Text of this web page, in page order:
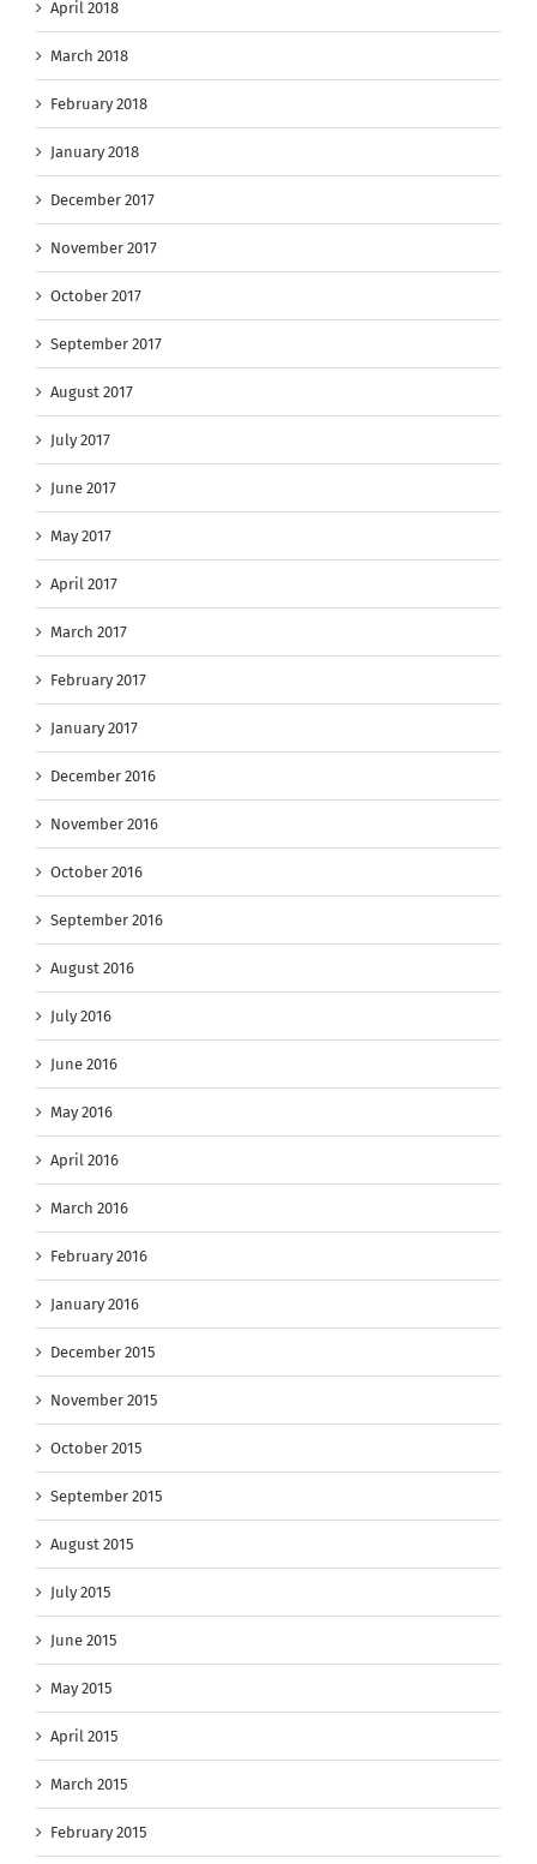
April 2018
March 2018
February 2018
January 2018
December 2017
November 2017
October 2017
September 2017
August 2017
July 2017
June 2017
May 2017
April 2017
March 2017
February 2017
January 2017
December 2016
November 2016
October 2016
September 2016
August 2016
July 2016
June 2016
May 2016
April 2016
March 2016
February 2016
January 2016
December 2015
November 2015
October 2015
September 2015
August 2015
July 2015
June 2015
May 2015
April 2015
March 2015
February 2015